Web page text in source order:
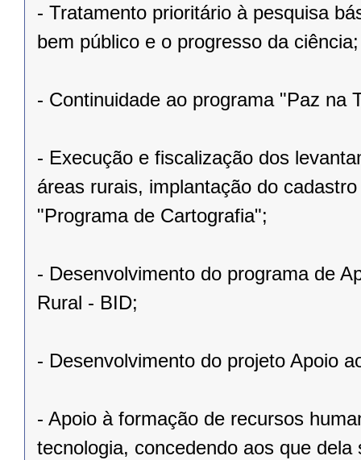
- Tratamento prioritário à pesquisa
bem público e o progresso da ciência;
- Continuidade ao programa "Paz na
- Execução e fiscalização dos
áreas rurais, implantação do
"Programa de Cartografia";
- Desenvolvimento do programa de
Rural - BID;
- Desenvolvimento do projeto Apoio
- Apoio à formação de recursos
tecnologia, concedendo aos que